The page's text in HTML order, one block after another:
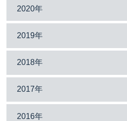
2020年
2019年
2018年
2017年
2016年